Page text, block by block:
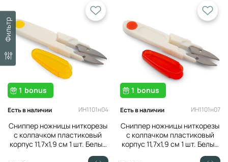
Фильтр
1 bonus
Есть в наличии ИН1101н04
Сниппер ножницы ниткорезы
с колпачком пластиковый
корпус 11,7х1,9 см 1 шт. Белый
1 bonus
Есть в наличии ИН1101н07
Сниппер ножницы ниткорезы
с колпачком пластиковый
корпус 11,7х1,9 см 1 шт. Белый